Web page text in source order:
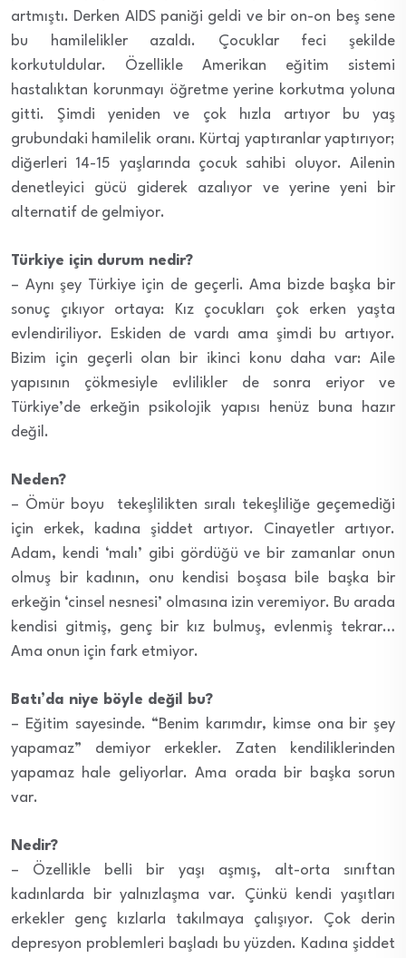
artmıştı. Derken AIDS paniği geldi ve bir on-on beş sene
bu hamilelikler azaldı. Çocuklar feci şekilde
korkutuldular. Özellikle Amerikan eğitim sistemi
hastalıktan korunmayı öğretme yerine korkutma yoluna
gitti. Şimdi yeniden ve çok hızla artıyor bu yaş
grubundaki hamilelik oranı. Kürtaj yaptıranlar yaptırıyor;
diğerleri 14-15 yaşlarında çocuk sahibi oluyor. Ailenin
denetleyici gücü giderek azalıyor ve yerine yeni bir
alternatif de gelmiyor.
Türkiye için durum nedir?
– Aynı şey Türkiye için de geçerli. Ama bizde başka bir
sonuç çıkıyor ortaya: Kız çocukları çok erken yaşta
evlendiriliyor. Eskiden de vardı ama şimdi bu artıyor.
Bizim için geçerli olan bir ikinci konu daha var: Aile
yapısının çökmesiyle evlilikler de sonra eriyor ve
Türkiye’de erkeğin psikolojik yapısı henüz buna hazır
değil.
Neden?
– Ömür boyu tekeşlilikten sıralı tekeşliliğe geçemediği
için erkek, kadına şiddet artıyor. Cinayetler artıyor.
Adam, kendi ‘malı’ gibi gördüğü ve bir zamanlar onun
olmuş bir kadının, onu kendisi boşasa bile başka bir
erkeğin ‘cinsel nesnesi’ olmasına izin veremiyor. Bu arada
kendisi gitmiş, genç bir kız bulmuş, evlenmiş tekrar…
Ama onun için fark etmiyor.
Batı’da niye böyle değil bu?
– Eğitim sayesinde. “Benim karımdır, kimse ona bir şey
yapamaz” demiyor erkekler. Zaten kendiliklerinden
yapamaz hale geliyorlar. Ama orada bir başka sorun
var.
Nedir?
– Özellikle belli bir yaşı aşmış, alt-orta sınıftan
kadınlarda bir yalnızlaşma var. Çünkü kendi yaşıtları
erkekler genç kızlarla takılmaya çalışıyor. Çok derin
depresyon problemleri başladı bu yüzden. Kadına şiddet